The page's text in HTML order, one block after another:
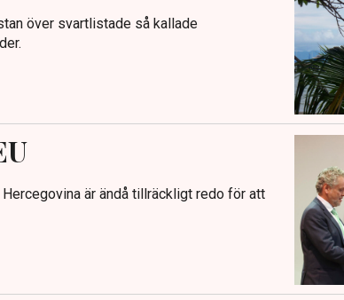
över svartlistade så kallade
är ändå tillräckligt redo för att